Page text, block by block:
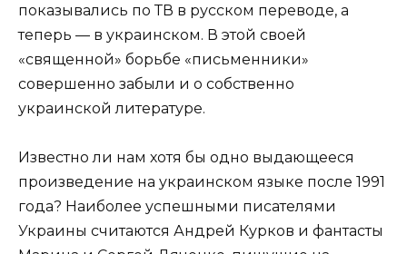
показывались по ТВ в русском переводе, а
теперь — в украинском. В этой своей
«священной» борьбе «письменники»
совершенно забыли и о собственно
украинской литературе.
Известно ли нам хотя бы одно выдающееся
произведение на украинском языке после 1991
года? Наиболее успешными писателями
Украины считаются Андрей Курков и фантасты